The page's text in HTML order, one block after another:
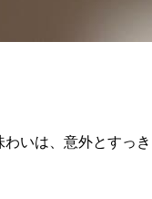
いは、意外とすっ